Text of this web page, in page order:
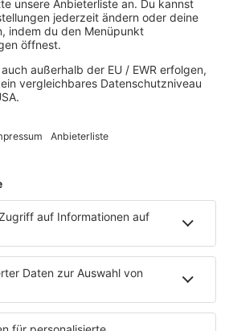
Unterstützung aus
auf weitere Queen-
Drummer blickt nach
unserer Zeit ist.
/ Markus Krampe